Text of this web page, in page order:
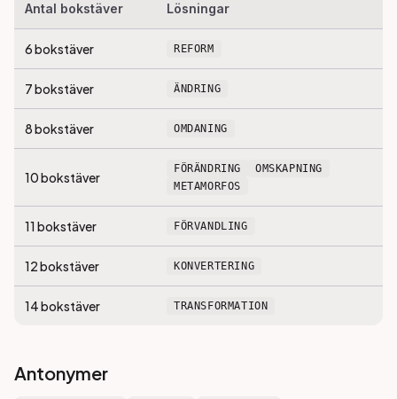
Antal bokstäver Lösningar
6bokstäver REFORM
7bokstäver ÄNDRING
8bokstäver OMDANING
10bokstäver
FÖRÄNDRING
OMSKAPNING
METAMORFOS
11 bokstäver FÖRVANDLING
12bokstäver KONVERTERING
14bokstäver TRANSFORMATION
Antonymer